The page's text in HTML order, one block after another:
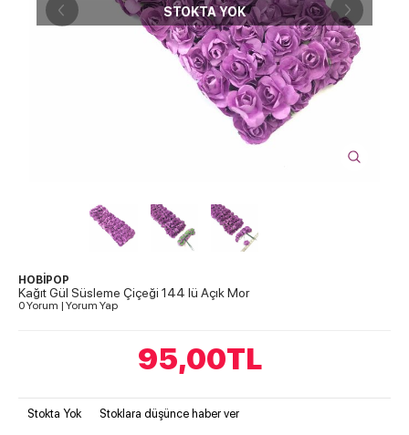
STOKTA YOK
HOBİPOP
Kağıt Gül Süsleme Çiçeği 144 lü Açık Mor
0 Yorum | Yorum Yap
95,00TL
Stokta Yok Stoklara düşünce haber ver